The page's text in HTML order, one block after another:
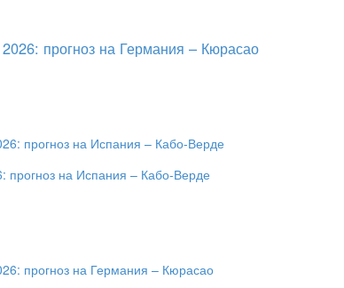
прогноз на Германия – Кюрасао
прогноз на Испания – Кабо-Верде